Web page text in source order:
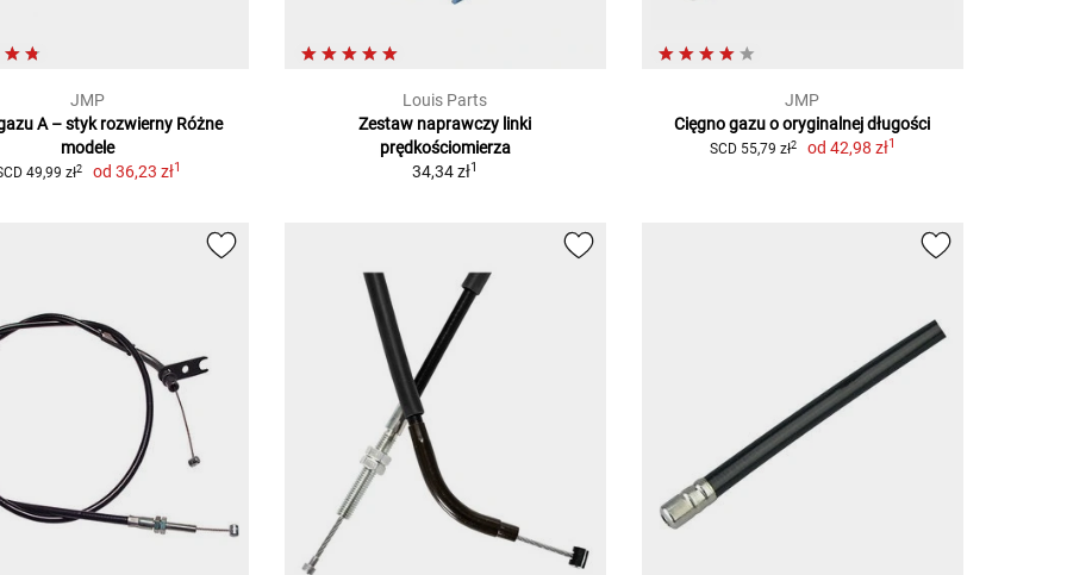
JMP
A – styk rozwierny Różne
modele
49,99 zł2 od36,23 zł1
Louis Parts
Zestaw naprawczy linki
prędkościomierza
34,34 zł1
JMP
Cięgno gazu o oryginalnej długości
SCD 55,79 zł2 od42,98 zł1